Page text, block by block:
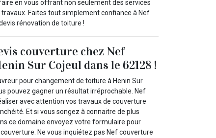
en vous offrant non seulement des services
Faites tout simplement confiance à Nef
rénovation de toiture !
couverture chez Nef
Sur Cojeul dans le 62128 !
pour changement de toiture à Henin Sur
pouvez gagner un résultat irréprochable. Nef
avec attention vos travaux de couverture
Et si vous songez à connaitre de plus
ce domaine envoyez votre formulaire pour
Ne vous inquiétez pas Nef couverture